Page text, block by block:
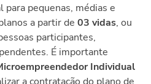
para pequenas, médias e
a partir de 03 vidas, ou
participantes,
É importante
Individual